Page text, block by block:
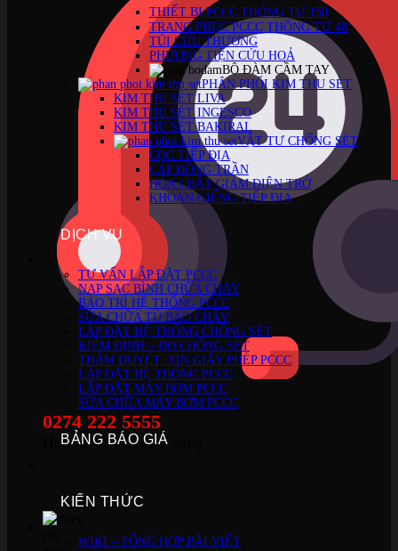
0274 222 5555
Hotline tư vấn mua hàng
THIẾT BỊ PCCC THÔNG TƯ 150
TRANG PHỤC PCCC THÔNG TƯ 48
TÚI CỨU THƯƠNG
PHƯƠNG TIỆN CỨU HOẢ
BỘ ĐÀM CẦM TAY
PHÂN PHỐI KIM THU SÉT
KIM THU SÉT LIVA
KIM THU SÉT INGESCO
KIM THU SÉT BAKIRAL
VẬT TƯ CHỐNG SÉT
CỌC TIẾP ĐỊA
CÁP ĐỒNG TRẦN
HÓA CHẤT GIẢM ĐIỆN TRỞ
KHOAN GIẾNG TIẾP ĐỊA
DỊCH VỤ
TƯ VẤN LẮP ĐẶT PCCC
NẠP SẠC BÌNH CHỮA CHÁY
BẢO TRÌ HỆ THỐNG PCCC
SỬA CHỮA TỦ BÁO CHÁY
LẮP ĐẶT HỆ THỐNG CHỐNG SÉT
KIỂM ĐỊNH – ĐO CHỐNG SÉT
THẨM DUYỆT, XIN GIẤY PHÉP PCCC
LẮP ĐẶT HỆ THỐNG PCCC
LẮP ĐẶT MÁY BƠM PCCC
SỬA CHỮA MÁY BƠM PCCC
BẢNG BÁO GIÁ
KIẾN THỨC
WIKI – TỔNG HỢP BÀI VIẾT